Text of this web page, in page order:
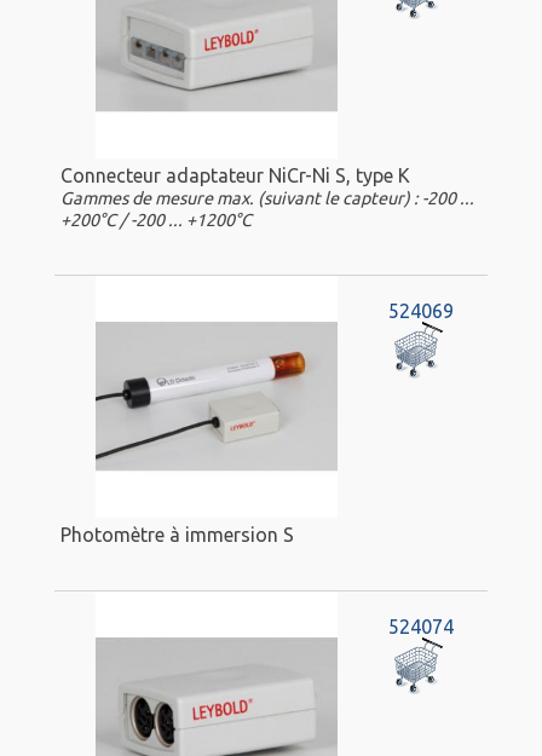
Connecteur adaptateur NiCr-Ni S, type K
Gammes de mesure max. (suivant le capteur) : -200 ...
+200°C / -200 ... +1200°C
524069
Photomètre à immersion S
524074